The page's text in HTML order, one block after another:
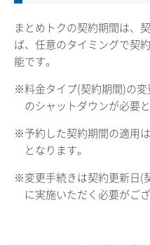
まとめトクの契約期間は、
ば、任意のタイミングで契
能です。
※料金タイプ(契約期間)の変
のシャットダウンが必要と
※予約した契約期間の適用
となります。
※変更手続きは契約更新日(
に実施いただく必要がござ